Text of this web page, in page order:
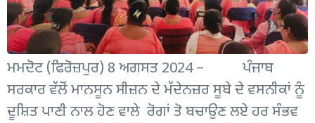
ਮਮਦੋਟ (ਫਿਰੋਜ਼ਪੁਰ) 8 ਅਗਸਤ 2024 – ਪੰਜਾਬ
ਸਰਕਾਰ ਵੱਲੋਂ ਮਾਨਸੂਨ ਸੀਜ਼ਨ ਦੇ ਮੱਦੇਨਜ਼ਰ ਸੂਬੇ ਦੇ ਵਸਨੀਕਾਂ ਨੂੰ
ਦੂਸ਼ਿਤ ਪਾਣੀ ਨਾਲ ਹੋਣ ਵਾਲੇ ਰੋਗਾਂ ਤੋ ਬਚਾਉਣ ਲਏ ਹਰ ਸੰਭਵ